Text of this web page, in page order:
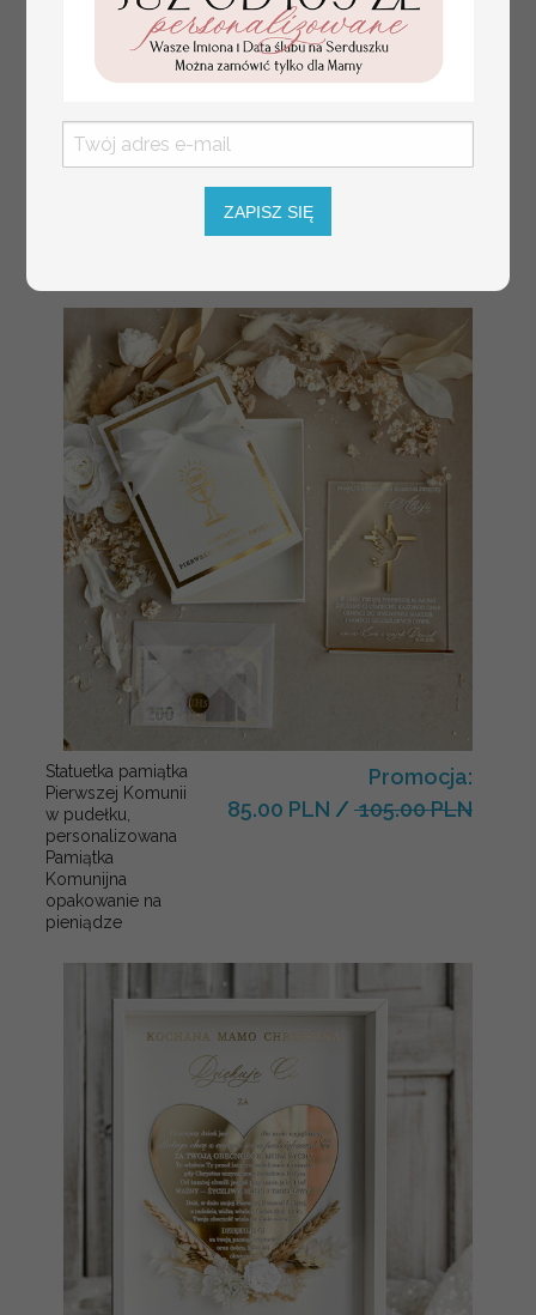
Prezent dla dziecka na narodziny
Statuetka pamiątka
Pierwszej Komunii
w pudełku,
personalizowana
Pamiątka
Komunijna
opakowanie na
pieniądze
Promocja:
85.00 PLN / 105.00 PLN
ZAPISZ SIĘ